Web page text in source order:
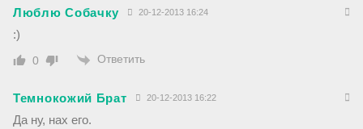
Люблю Собачку 20-12-2013 16:24
:)
0 Ответить
Темнокожий Брат 20-12-2013 16:22
Да ну, нах его.